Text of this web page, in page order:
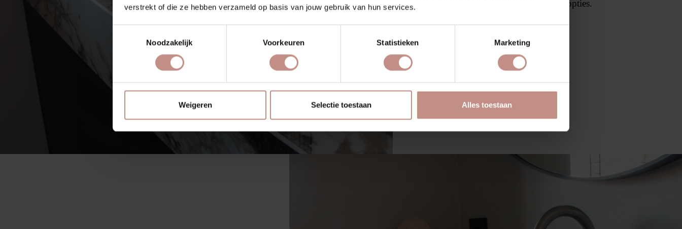
verstrekt of die ze hebben verzameld op basis van jouw gebruik van hun services.
Noodzakelijk
Voorkeuren Statistieken Marketing
Weigeren Selectie toestaan Alles toestaan
Strakke uitstraling met veel ontwerpopties.
VRAAG OFFERTE AAN